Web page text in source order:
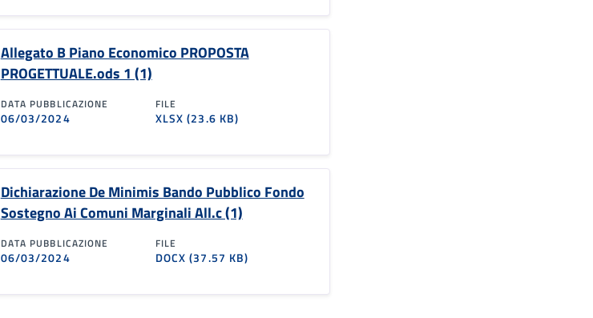
Allegato B Piano Economico PROPOSTA
PROGETTUALE.ods 1 (1)
DATA PUBBLICAZIONE
06/03/2024
FILE
XLSX(23.6 KB)
Dichiarazione De Minimis Bando Pubblico Fondo
Sostegno Ai Comuni Marginali All.c (1)
DATA PUBBLICAZIONE
06/03/2024
FILE
DOCX(37.57 KB)